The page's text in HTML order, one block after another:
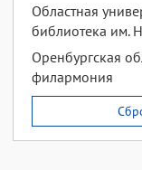
Областная
библиотека им.
Оренбургская
филармония